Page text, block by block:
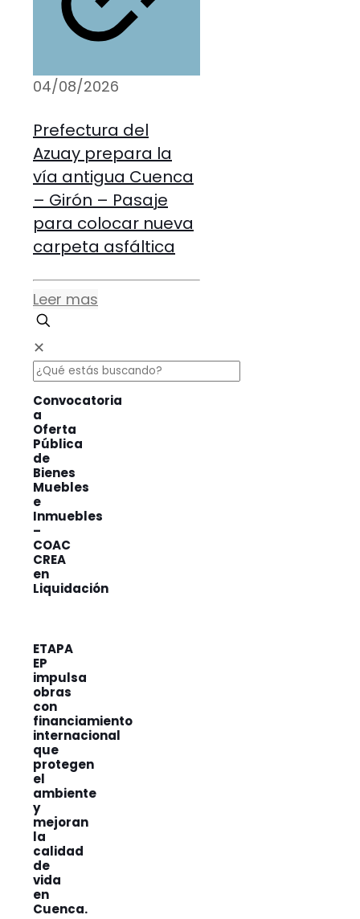
04/08/2026
Prefectura del
Azuay prepara la
vía antigua Cuenca
– Girón – Pasaje
para colocar nueva
carpeta asfáltica
Leer mas
✕
Convocatoria
a
Oferta
Pública
de
Bienes
Muebles
e
Inmuebles
–
COAC
CREA
en
Liquidación
ETAPA
EP
impulsa
obras
con
financiamiento
internacional
que
protegen
el
ambiente
y
mejoran
la
calidad
de
vida
en
Cuenca.